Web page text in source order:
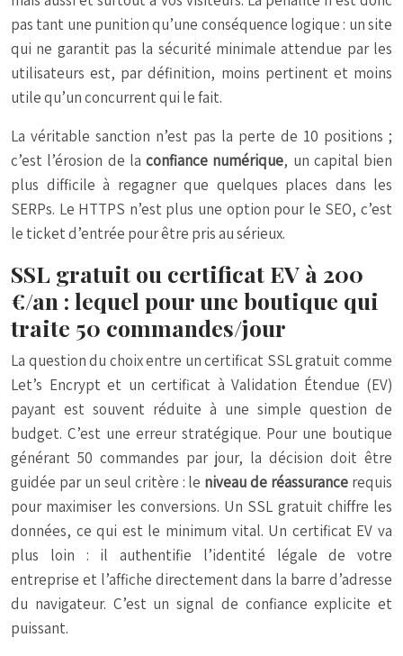
pas tant une punition qu’une conséquence logique : un site
qui ne garantit pas la sécurité minimale attendue par les
utilisateurs est, par définition, moins pertinent et moins
utile qu’un concurrent qui le fait.
La véritable sanction n’est pas la perte de 10 positions ;
c’est l’érosion de la confiance numérique, un capital bien
plus difficile à regagner que quelques places dans les
SERPs. Le HTTPS n’est plus une option pour le SEO, c’est
le ticket d’entrée pour être pris au sérieux.
SSL gratuit ou certificat EV à 200
€/an : lequel pour une boutique qui
traite 50 commandes/jour
La question du choix entre un certificat SSL gratuit comme
Let’s Encrypt et un certificat à Validation Étendue (EV)
payant est souvent réduite à une simple question de
budget. C’est une erreur stratégique. Pour une boutique
générant 50 commandes par jour, la décision doit être
guidée par un seul critère : le niveau de réassurance requis
pour maximiser les conversions. Un SSL gratuit chiffre les
données, ce qui est le minimum vital. Un certificat EV va
plus loin : il authentifie l’identité légale de votre
entreprise et l’affiche directement dans la barre d’adresse
du navigateur. C’est un signal de confiance explicite et
puissant.